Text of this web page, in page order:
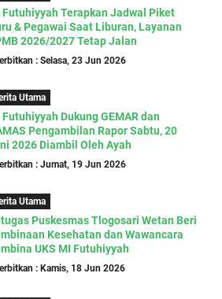
Futuhiyyah Terapkan Jadwal Piket
& Pegawai Saat Liburan, Layanan
2026/2027 Tetap Jalan
: Selasa, 23 Jun 2026
Utama
Futuhiyyah Dukung GEMAR dan
Pengambilan Rapor Sabtu, 20
2026 Diambil Oleh Ayah
: Jumat, 19 Jun 2026
Utama
Puskesmas Tlogosari Wetan Beri
Kesehatan dan Wawancara
UKS MI Futuhiyyah
: Kamis, 18 Jun 2026